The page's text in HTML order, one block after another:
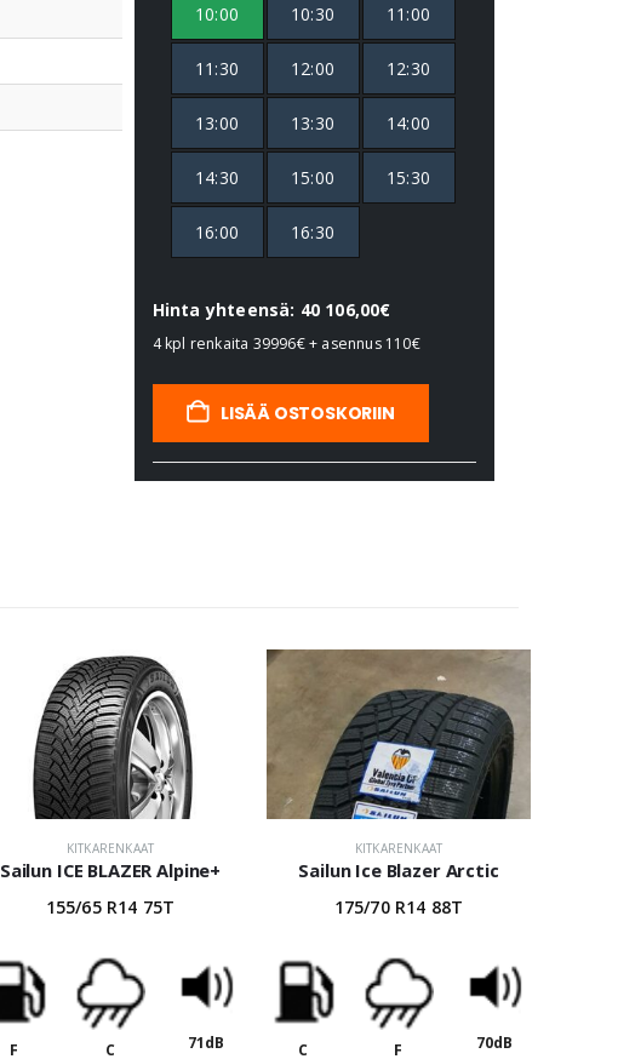
10:00 10:30 11:00
11:30 12:00 12:30
13:00 13:30 14:00
14:30 15:00 15:30
16:00 16:30
Hinta yhteensä: 40 106,00€
4 kpl renkaita 39996€+ asennus 110€
LISÄÄ OSTOSKORIIN
KITKARENKAAT
Sailun ICE BLAZER Alpine+
155/65 R14 75T
F C 71dB
KITKARENKAAT
Sailun Ice Blazer Arctic
175/70 R14 88T
C F 70dB